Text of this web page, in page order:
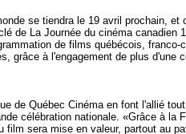
se tiendra le 19 avril prochain, et
de La Journée du cinéma canadien
de films québécois, franco-
grâce à l'engagement de plus d'une
de Québec Cinéma en font l'allié
célébration nationale. «Grâce à la
film sera mise en valeur, partout au